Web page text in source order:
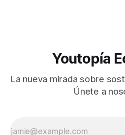
Youtopía
La nueva mirada sobre
Únete a